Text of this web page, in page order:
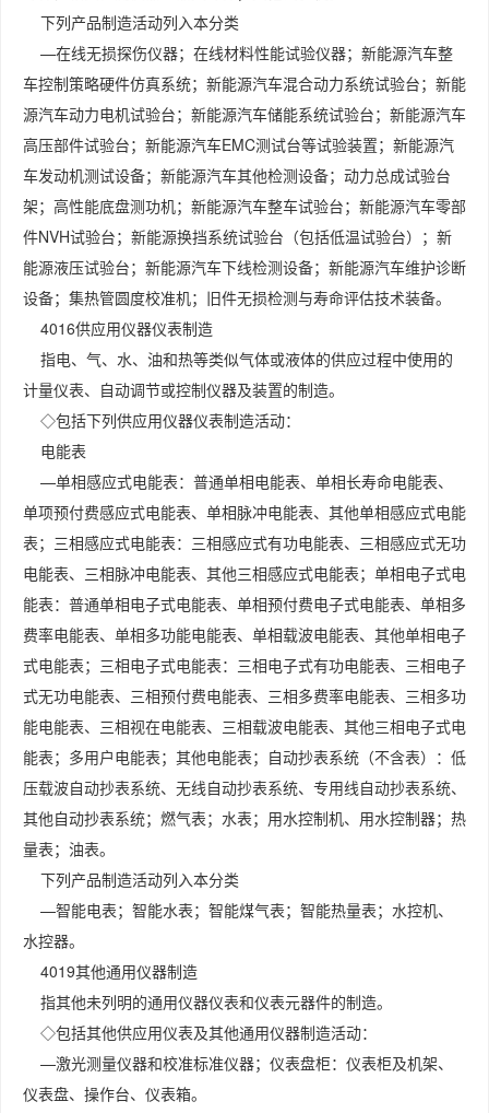
下列产品制造活动列入本分类
—在线无损探伤仪器；在线材料性能试验仪器；新能源汽车整
车控制策略硬件仿真系统；新能源汽车混合动力系统试验台；新能
源汽车动力电机试验台；新能源汽车储能系统试验台；新能源汽车
高压部件试验台；新能源汽车EMC测试台等试验装置；新能源汽
车发动机测试设备；新能源汽车其他检测设备；动力总成试验台
架；高性能底盘测功机；新能源汽车整车试验台；新能源汽车零部
件NVH试验台；新能源换挡系统试验台（包括低温试验台）；新
能源液压试验台；新能源汽车下线检测设备；新能源汽车维护诊断
设备；集热管圆度校准机；旧件无损检测与寿命评估技术装备。
4016供应用仪器仪表制造
指电、气、水、油和热等类似气体或液体的供应过程中使用的
计量仪表、自动调节或控制仪器及装置的制造。
◇包括下列供应用仪器仪表制造活动：
电能表
—单相感应式电能表：普通单相电能表、单相长寿命电能表、
单项预付费感应式电能表、单相脉冲电能表、其他单相感应式电能
表；三相感应式电能表：三相感应式有功电能表、三相感应式无功
电能表、三相脉冲电能表、其他三相感应式电能表；单相电子式电
能表：普通单相电子式电能表、单相预付费电子式电能表、单相多
费率电能表、单相多功能电能表、单相载波电能表、其他单相电子
式电能表；三相电子式电能表：三相电子式有功电能表、三相电子
式无功电能表、三相预付费电能表、三相多费率电能表、三相多功
能电能表、三相视在电能表、三相载波电能表、其他三相电子式电
能表；多用户电能表；其他电能表；自动抄表系统（不含表）：低
压载波自动抄表系统、无线自动抄表系统、专用线自动抄表系统、
其他自动抄表系统；燃气表；水表；用水控制机、用水控制器；热
量表；油表。
下列产品制造活动列入本分类
—智能电表；智能水表；智能煤气表；智能热量表；水控机、
水控器。
4019其他通用仪器制造
指其他未列明的通用仪器仪表和仪表元器件的制造。
◇包括其他供应用仪表及其他通用仪器制造活动：
—激光测量仪器和校准标准仪器；仪表盘柜：仪表柜及机架、
仪表盘、操作台、仪表箱。